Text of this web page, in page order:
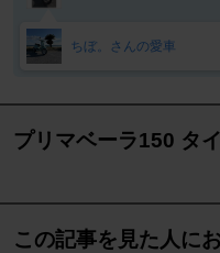
ちぼ。さんの愛車
プリマベーラ150 タ
この記事を見た人に